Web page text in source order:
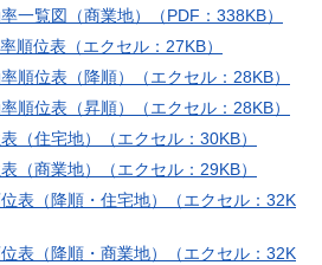
一覧図（商業地）（PDF：338KB）
位表（エクセル：27KB）
順位表（降順）（エクセル：28KB）
順位表（昇順）（エクセル：28KB）
（住宅地）（エクセル：30KB）
（商業地）（エクセル：29KB）
表（降順・住宅地）（エクセル：32K
表（降順・商業地）（エクセル：32K